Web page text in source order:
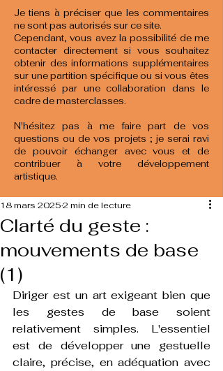
Je tiens à préciser que les commentaires
ne sont pas autorisés sur ce site.
Cependant, vous avez la possibilité de me
contacter directement si vous souhaitez
obtenir des informations supplémentaires
sur une partition spécifique ou si vous êtes
intéressé par une collaboration dans le
cadre de masterclasses.
N'hésitez pas à me faire part de vos
questions ou de vos projets ; je serai ravi
de pouvoir échanger avec vous et de
contribuer à votre développement
artistique.
Clarté du geste :
mouvements de base
(1)
18 mars 20252 min de lecture
Diriger est un art exigeant bien que
les gestes de base soient
relativement simples. L'essentiel
est de développer une gestuelle
claire, précise, en adéquation avec